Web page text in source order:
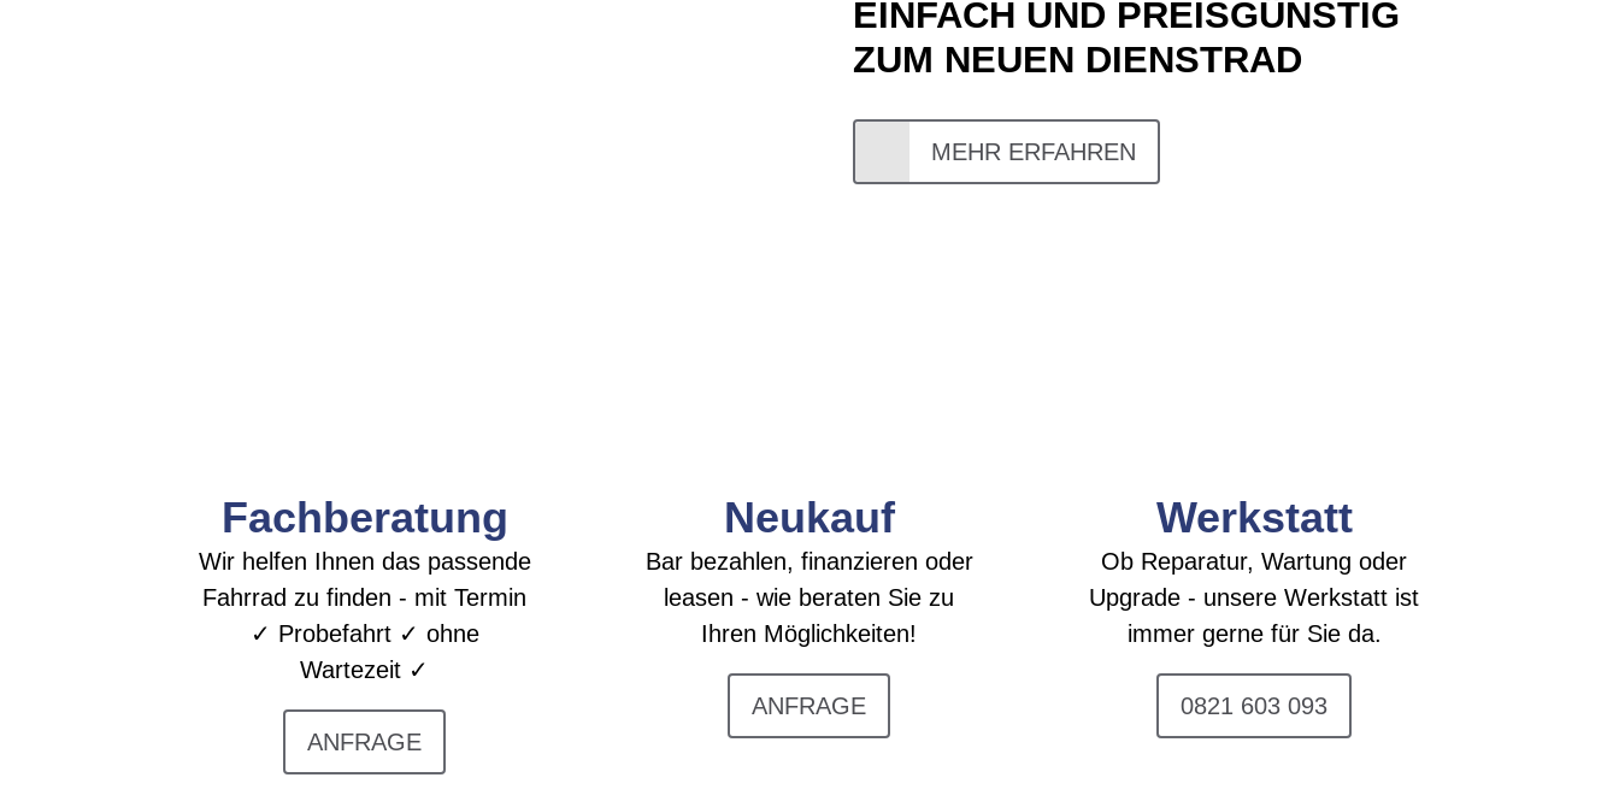
EINFACH UND PREISGÜNSTIG
ZUM NEUEN DIENSTRAD
MEHR ERFAHREN
Fachberatung
Wir helfen Ihnen das passende
Fahrrad zu finden - mit Termin
✓ Probefahrt ✓ ohne
Wartezeit ✓
ANFRAGE
Neukauf
Bar bezahlen, finanzieren oder
leasen - wie beraten Sie zu
Ihren Möglichkeiten!
ANFRAGE
Werkstatt
Ob Reparatur, Wartung oder
Upgrade - unsere Werkstatt ist
immer gerne für Sie da.
0821 603 093